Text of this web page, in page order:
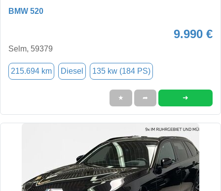
BMW 520
9.990 €
Selm, 59379
215.694 km Diesel 135 kw (184 PS)
★ ➦ ➜